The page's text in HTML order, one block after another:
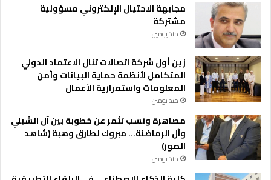
مجابهة الاحتيال الإلكتروني مسؤولية
مشتركة
منذ يومين
زين أول شركة اتصالات تنال الاعتماد الدولي
المتكامل لأنظمة حماية البيانات وأمن
المعلومات واستمرارية الأعمال
منذ يومين
مصاهرة ونسب تثمر عن خطوبة بين آل الشبلي
وآل الرماضنة… مبروك لطارق وهبة (شاهد
الصور)
منذ يومين